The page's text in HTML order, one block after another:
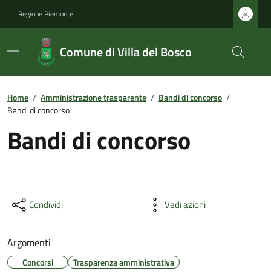
Regione Piemonte
Comune di Villa del Bosco
Home / Amministrazione trasparente / Bandi di concorso /
Bandi di concorso
Bandi di concorso
Condividi Vedi azioni
Argomenti
Concorsi Trasparenza amministrativa